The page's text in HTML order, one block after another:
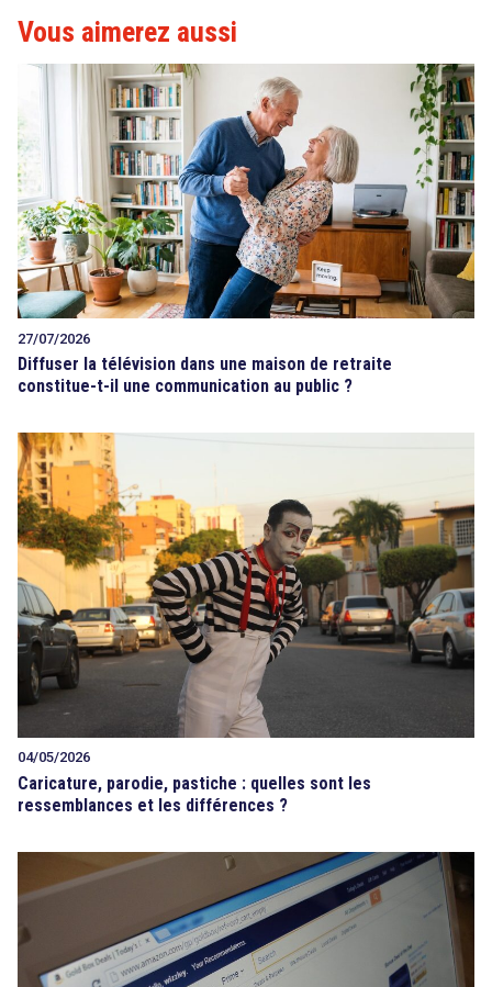
Vous aimerez aussi
27/07/2026
Diffuser la télévision dans une maison de retraite
constitue-t-il une communication au public ?
04/05/2026
Caricature, parodie, pastiche : quelles sont les
ressemblances et les différences ?